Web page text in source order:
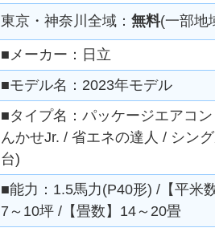
東京・神奈川全域： 無料(一部地
■メーカー：日立
■モデル名：2023年モデル
■タイプ名：パッケージエアコ
んかせJr. / 省エネの達人 / シン
台)
■能力：1.5馬力(P40形) /【平米
7～10坪 /【畳数】14～20畳